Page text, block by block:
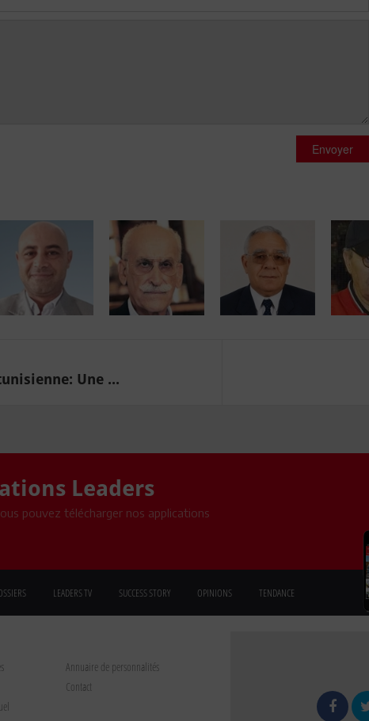
Envoyer
Une ...
Leaders
pouvez télécharger nos applications
LEADERS TV SUCCESS STORY OPINIONS TENDANCE
Annuaire de personnalités
Contact